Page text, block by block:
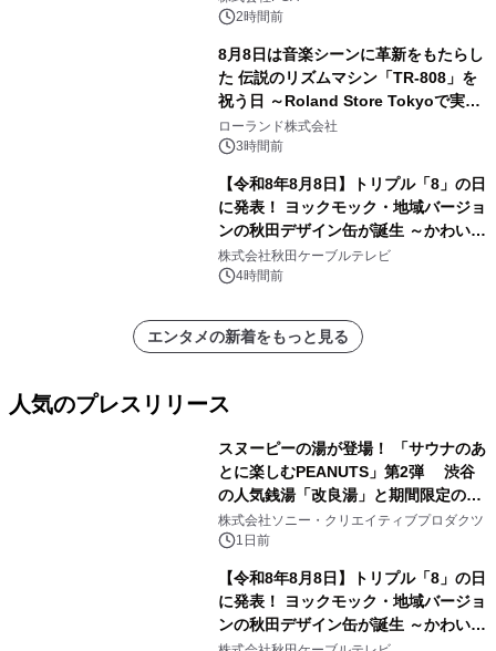
2時間前
8月8日は音楽シーンに革新をもたらし
た 伝説のリズムマシン「TR-808」を
祝う日 ～Roland Store Tokyoで実機
を展示しての 記念キャンペーンを開
催 英国ラジオ「NTS」の 特別プログ
アーティストを フィーチャーしたアニ
メーションを公開～
ローランド株式会社
3時間前
【令和8年8月8日】トリプル「8」の日
に発表！ ヨックモック・地域バージョ
ンの秋田デザイン缶が誕生 ～かわいい
秋田犬の子犬と秋田の四季と名所を巡
るパッケージ～ 9月1日(火)秋田県内で
株式会社秋田ケーブルテレビ
4時間前
エンタメの新着をもっと見る
人気のプレスリリース
スヌーピーの湯が登場！ 「サウナのあ
とに楽しむPEANUTS」第2弾 渋谷
の人気銭湯「改良湯」と期間限定のコ
ラボレーション サウナイキタイコラ
ボグッズも発売決定！
株式会社ソニー・クリエイティブプロダクツ
1日前
【令和8年8月8日】トリプル「8」の日
に発表！ ヨックモック・地域バージョ
ンの秋田デザイン缶が誕生 ～かわいい
秋田犬の子犬と秋田の四季と名所を巡